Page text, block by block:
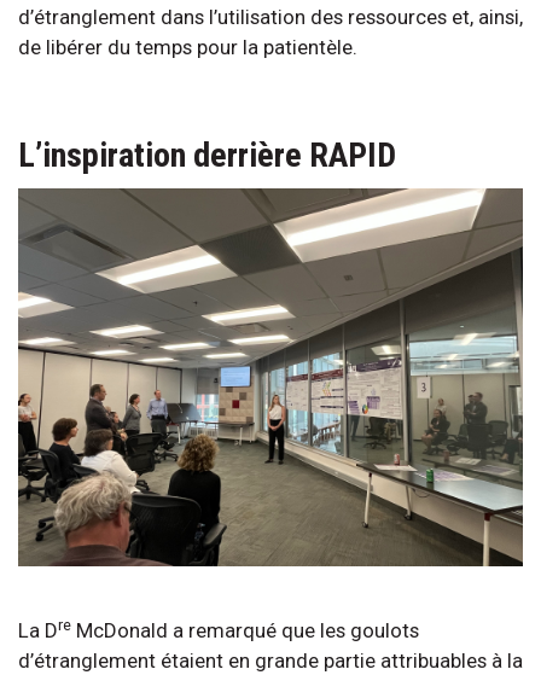
d’étranglement dans l’utilisation des ressources et, ainsi,
de libérer du temps pour la patientèle.
L’inspiration derrière RAPID
La Dre McDonald a remarqué que les goulots
d’étranglement étaient en grande partie attribuables à la